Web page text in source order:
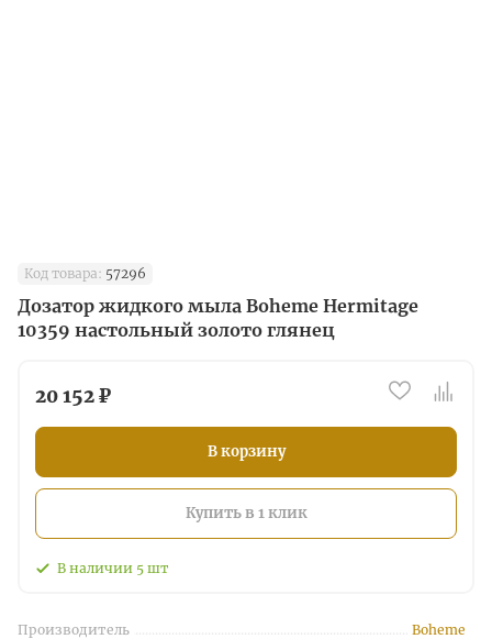
Код товара: 57296
Дозатор жидкого мыла Boheme Hermitage
10359 настольный золото глянец
20 152 ₽
В корзину
Купить в 1 клик
В наличии 5 шт
Производитель Boheme